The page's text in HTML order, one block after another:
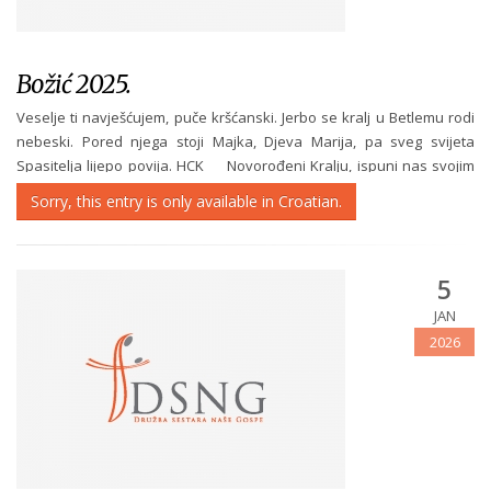
Božić 2025.
Veselje ti navješćujem, puče kršćanski. Jerbo se kralj u Betlemu rodi
nebeski. Pored njega stoji Majka, Djeva Marija, pa sveg svijeta
Spasitelja lijepo povija. HCK Novorođeni Kralju, ispuni nas svojim
mirom da ovom svijetu donosimo plodove ljubavi, pravednosti i
istine....
Sorry, this entry is only available in Croatian.
5
JAN
2026